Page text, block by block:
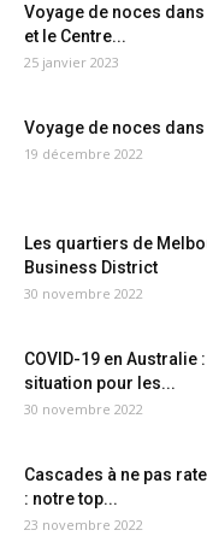
Voyage de noces
et le Centre...
25 janvier 2023
Voyage de noces
19 décembre 2022
Les quartiers de
Business District
30 novembre 2022
COVID-19 en Australie
situation pour les...
30 novembre 2022
Cascades à ne pas
: notre top...
23 novembre 2022